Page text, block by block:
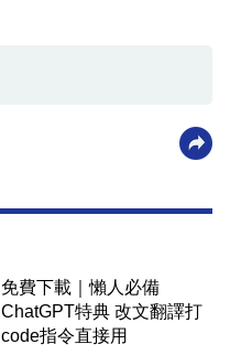
免費下載｜懶人必備
ChatGPT特典 改文翻譯打
code指令直接用